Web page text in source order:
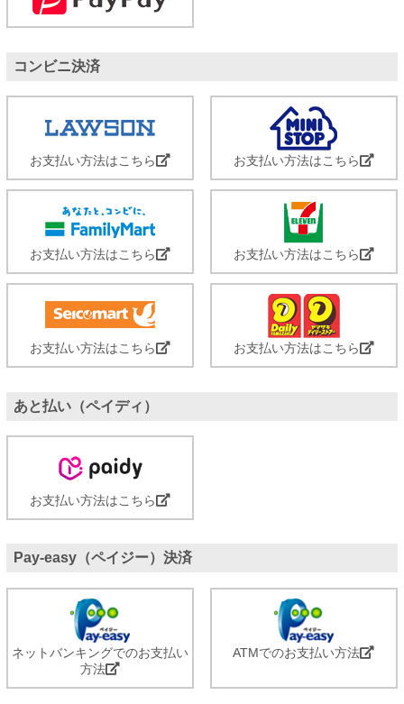
コンビニ決済
お支払い方法はこちら お支払い方法はこちら
お支払い方法はこちら お支払い方法はこちら
お支払い方法はこちら お支払い方法はこちら
あと払い（ペイディ）
お支払い方法はこちら
Pay-easy（ペイジー）決済
ネットバンキングでのお支払い
方法
ATMでのお支払い方法